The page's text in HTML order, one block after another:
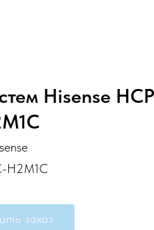
Hisense
H2M1C
заказ